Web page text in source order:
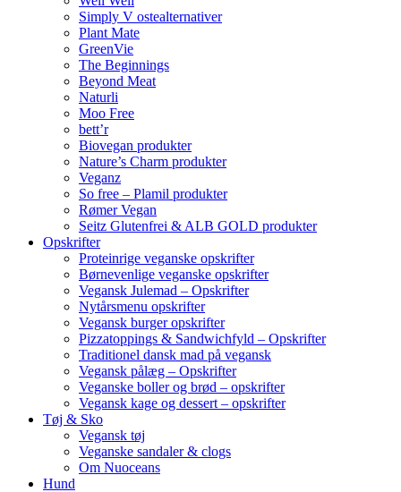
Simply V ostealternativer
Plant Mate
GreenVie
The Beginnings
Beyond Meat
Naturli
Moo Free
bett’r
Biovegan produkter
Nature’s Charm produkter
Veganz
So free – Plamil produkter
Rømer Vegan
Seitz Glutenfrei & ALB GOLD produkter
Opskrifter
Proteinrige veganske opskrifter
Børnevenlige veganske opskrifter
Vegansk Julemad – Opskrifter
Nytårsmenu opskrifter
Vegansk burger opskrifter
Pizzatoppings & Sandwichfyld – Opskrifter
Traditionel dansk mad på vegansk
Vegansk pålæg – Opskrifter
Veganske boller og brød – opskrifter
Vegansk kage og dessert – opskrifter
Tøj & Sko
Vegansk tøj
Veganske sandaler & clogs
Om Nuoceans
Hund